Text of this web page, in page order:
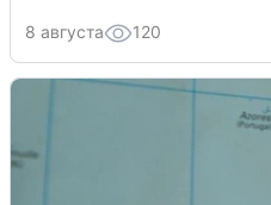
8 августа 120